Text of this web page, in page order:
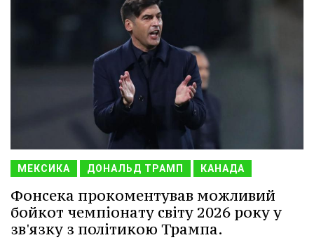
МЕКСИКА ДОНАЛЬД ТРАМП КАНАДА
Фонсека прокоментував можливий
бойкот чемпіонату світу 2026 року у
зв'язку з політикою Трампа.